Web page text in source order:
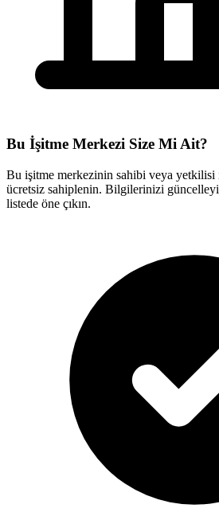
Bu İşitme Merkezi Size Mi Ait?
Bu işitme merkezinin sahibi veya yetkilisi
ücretsiz sahiplenin. Bilgilerinizi
listede öne çıkın.